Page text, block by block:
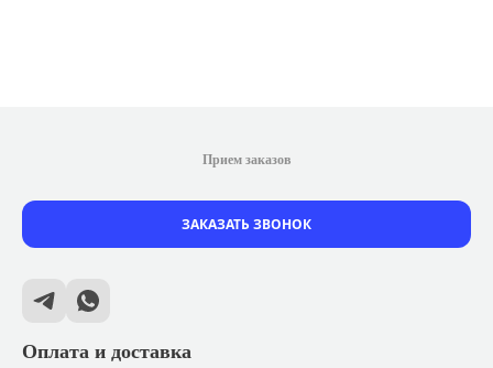
Оплата и доставка
Прием заказов
ЗАКАЗАТЬ ЗВОНОК